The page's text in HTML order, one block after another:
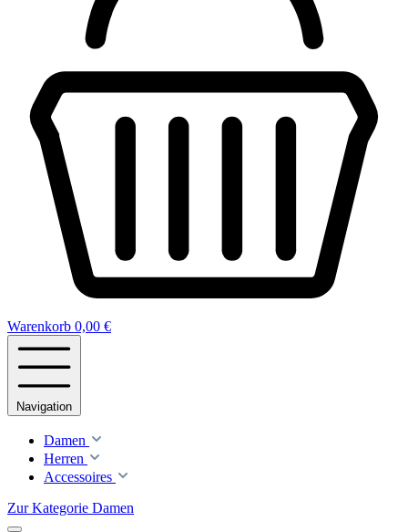
Warenkorb 0,00 €
Navigation
Damen
Herren
Accessoires
Zur Kategorie Damen